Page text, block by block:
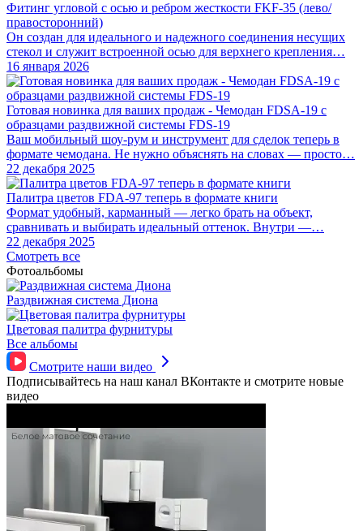
Фитинг угловой с осью и ребром жесткости FKF-35 (лево/
правосторонний)
Он создан для идеального и надежного соединения несущих
стекол и служит встроенной осью для верхнего крепления…
16 января 2026
Готовая новинка для ваших продаж - Чемодан FDSA-19 с
образцами раздвижной системы FDS‑19
Ваш мобильный шоу-рум и инструмент для сделок теперь в
формате чемодана. Не нужно объяснять на словах — просто…
22 декабря 2025
Палитра цветов FDA-97 теперь в формате книги
Формат удобный, карманный — легко брать на объект,
сравнивать и выбирать идеальный оттенок. Внутри —…
22 декабря 2025
Смотреть все
Фотоальбомы
Раздвижная система Диона
Цветовая палитра фурнитуры
Все альбомы
Смотрите наши видео
Подписывайтесь на наш канал ВКонтакте и смотрите новые
видео